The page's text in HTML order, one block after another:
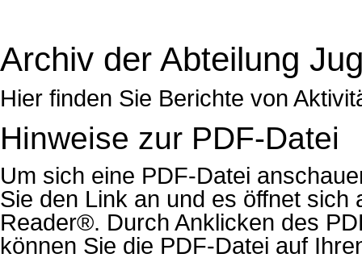
Archiv der Abteilung
Hier finden Sie Berichte von
Hinweise zur PDF-Datei
Um sich eine PDF-Datei
Sie den Link an und es öffnet
Reader®. Durch Anklicken des
können Sie die PDF-Datei auf